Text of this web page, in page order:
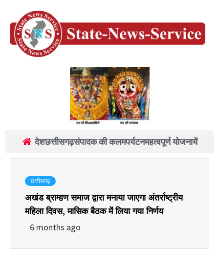
देशछत्तीसगढ़संपादक की कलमपर्यटनमहत्वपूर्ण योजनायें
छत्तीसगढ़
अखंड ब्राम्हण समाज द्वारा मनाया जाएगा अंतर्राष्ट्रीय
महिला दिवस, मासिक बैठक में लिया गया निर्णय
6 months ago